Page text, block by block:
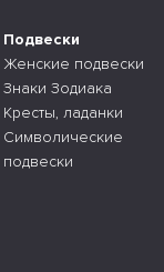
Подвески
Женские подвески
Знаки Зодиака
Кресты, ладанки
Символические
подвески